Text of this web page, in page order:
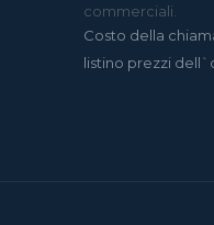
commerciali.
Costo della
listino prezzi